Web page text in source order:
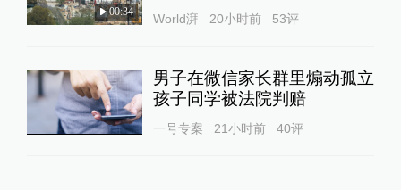
00:34 World湃 20小时前 53评
男子在微信家长群里煽动孤立
孩子同学被法院判赔
一号专案 21小时前 40评